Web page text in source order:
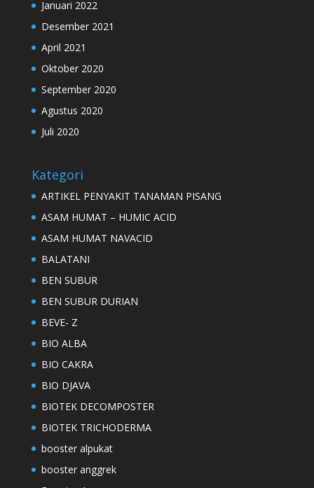
Januari 2022
Desember 2021
April 2021
Oktober 2020
September 2020
Agustus 2020
Juli 2020
Kategori
ARTIKEL PENYAKIT TANAMAN PISANG
ASAM HUMAT – HUMIC ACID
ASAM HUMAT NAVACID
BALATANI
BEN SUBUR
BEN SUBUR DURIAN
BEVE- Z
BIO ALBA
BIO CAKRA
BIO DJAVA
BIOTEK DECOMPOSTER
BIOTEK TRICHODERMA
booster alpukat
booster anggrek